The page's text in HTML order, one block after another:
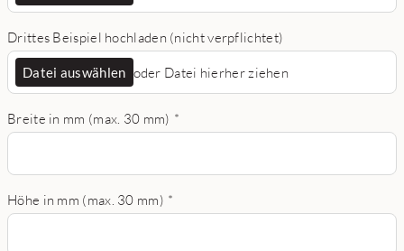
Drittes Beispiel hochladen (nicht verpflichtet)
Datei auswählen oder Datei hierher ziehen
Breite in mm (max. 30 mm) *
Höhe in mm (max. 30 mm) *